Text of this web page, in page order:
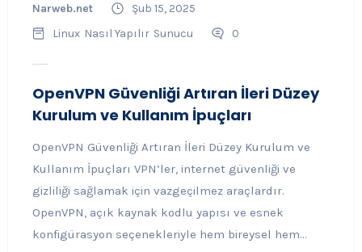
Narweb.net
Şub 15, 2025
Linux Nasıl Yapılır Sunucu 0
OpenVPN Güvenliği Artıran İleri Düzey
Kurulum ve Kullanım İpuçları
OpenVPN Güvenliği Artıran İleri Düzey Kurulum ve
Kullanım İpuçları VPN’ler, internet güvenliği ve
gizliliği sağlamak için vazgeçilmez araçlardır.
OpenVPN, açık kaynak kodlu yapısı ve esnek
konfigürasyon seçenekleriyle hem bireysel hem...